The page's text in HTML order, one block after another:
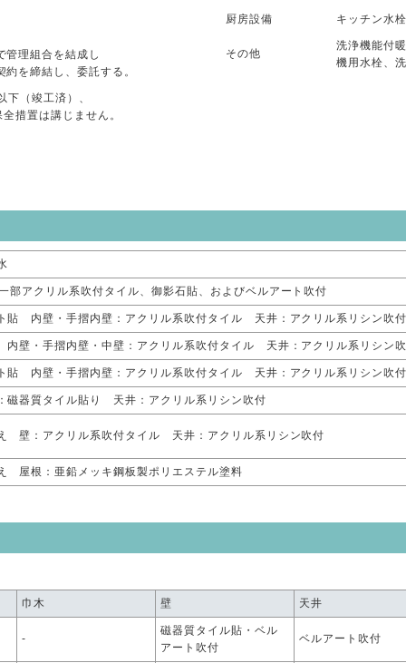
管理組合を結成し
を締結し、委託する。
下（竣工済）、
措置は講じません。
厨房設備 キッチン水
その他
洗浄機能付
機用水栓、
部アクリル系吹付タイル、御影石貼、およびベルアート吹付
貼 内壁・手摺内壁：アクリル系吹付タイル 天井：アクリル系リシン吹
壁・手摺内壁・中壁：アクリル系吹付タイル 天井：アクリル系リシン
貼 内壁・手摺内壁：アクリル系吹付タイル 天井：アクリル系リシン吹
器質タイル貼り 天井：アクリル系リシン吹付
壁：アクリル系吹付タイル 天井：アクリル系リシン吹付
屋根：亜鉛メッキ鋼板製ポリエステル塗料
巾木 壁 天井
-
磁器質タイル貼・ベル
アート吹付
ベルアート吹付